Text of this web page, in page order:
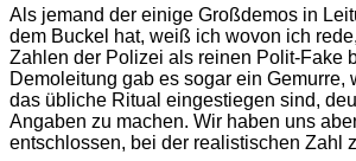
Als jemand der einige Großdemos in
dem Buckel hat, weiß ich wovon ich
Zahlen der Polizei als reinen Polit-Fake
Demoleitung gab es sogar ein Gemurre,
das übliche Ritual eingestiegen sind,
Angaben zu machen. Wir haben uns
entschlossen, bei der realistischen Zahl